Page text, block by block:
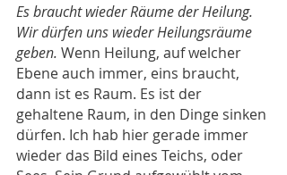
Es braucht wieder Räume der Heilung.
Wir dürfen uns wieder Heilungsräume
geben. Wenn Heilung, auf welcher
Ebene auch immer, eins braucht,
dann ist es Raum. Es ist der
gehaltene Raum, in den Dinge sinken
dürfen. Ich hab hier gerade immer
wieder das Bild eines Teichs, oder